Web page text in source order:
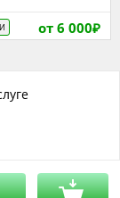
от 6 000₽